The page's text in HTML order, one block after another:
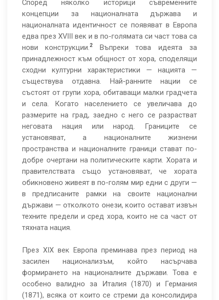
Според няколко историци съвременните
концепции за националната държава и
националната идентичност се появяват в Европа
едва през XVIII век и в по-голямата си част това са
нови конструкции.2
Въпреки това идеята за
принадлежност към общност от хора, споделящи
сходни културни характеристики — нацията —
съществува отдавна. Най-ранните нации се
състоят от групи хора, обитаващи малки градчета
и села. Когато населението се увеличава до
размерите на град, заедно с него се разрастват
неговата нация или народ. Границите се
установяват, а националните жизнени
пространства и националните граници стават по-
добре очертани на политическите карти. Хората и
правителствата също установяват, че хората
обикновено живеят в по-голям мир едни с други —
в предписаните рамки на своите национални
държави — отколкото онези, които остават извън
техните предели и сред хора, които не са част от
тяхната нация.
През XIX век Европа преминава през период на
засилен национализъм, който насърчава
формирането на националните държави. Това е
особено валидно за Италия (1870) и Германия
(1871), всяка от които се стреми да консолидира